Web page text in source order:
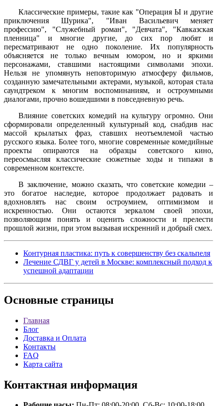
Классические примеры, такие как "Операция Ы и другие
приключения Шурика", "Иван Васильевич меняет
профессию", "Служебный роман", "Девчата", "Кавказская
пленница" и многие другие, до сих пор любят и
пересматривают не одно поколение. Их популярность
объясняется не только вечным юмором, но и яркими
персонажами, ставшими настоящими символами эпохи.
Нельзя не упомянуть неповторимую атмосферу фильмов,
созданную замечательными актерами, музыкой, которая стала
саундтреком к многим воспоминаниям, и остроумными
диалогами, прочно вошедшими в повседневную речь.
Влияние советских комедий на культуру огромно. Они
сформировали определенный культурный код, снабдив нас
массой крылатых фраз, ставших неотъемлемой частью
русского языка. Более того, многие современные комедийные
проекты опираются на образцы советского кино,
переосмысляя классические сюжетные ходы и типажи в
современном контексте.
В заключение, можно сказать, что советские комедии –
это богатое наследие, которое продолжает радовать и
вдохновлять нас своим остроумием, оптимизмом и
искренностью. Они остаются зеркалом своей эпохи,
позволяющим понять и оценить сложности и прелести
прошлой жизни, при этом вызывая искренний и добрый смех.
Контурная пластика: путь к совершенству без скальпеля
Лечение СДВГ у детей в Москве: комплексный подход к
успешной адаптации
Основные страницы
Главная
Блог
Доставка и Оплата
Контакты
FAQ
Карта сайта
Контактная информация